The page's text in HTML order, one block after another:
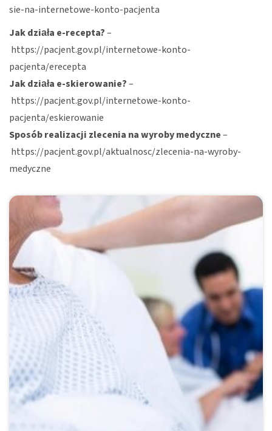
sie-na-internetowe-konto-pacjenta
Jak działa e-recepta?–
https://pacjent.gov.pl/internetowe-konto-
pacjenta/erecepta
Jak działa e-skierowanie?–
https://pacjent.gov.pl/internetowe-konto-
pacjenta/eskierowanie
Sposób realizacji zlecenia na wyroby medyczne–
https://pacjent.gov.pl/aktualnosc/zlecenia-na-wyroby-
medyczne